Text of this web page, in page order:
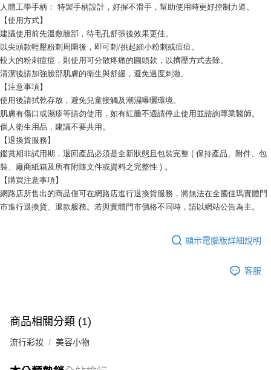
人體工學手柄： 特製手柄設計，好握不滑手，幫助使用時更好控制力道。
【使用方式】
建議使用前先溫敷臉部，待毛孔舒張後效果更佳。
以尖頭款輕壓粉刺周圍後，即可刺/挑起細小粉刺或痘痘。
較大的粉刺痘痘，則使用可分散疼痛的圓頭款，以擠壓方式去除。
清潔後請加強臉部肌膚的衛生與舒緩，避免過度刺激。
【注意事項】
使用後請拭乾存放，避免兒童接觸及潮濕曝曬環境。
肌膚有傷口或濕疹等請勿使用，如有紅腫不適請停止使用並諮詢專業醫師。
個人衛生用品，建議不要共用。
【退換貨服務】
鑑賞期非試用期，退回產品必須是全新狀態且包裝完整 ( 保持產品、附件、包
裝、廠商紙箱及所有附隨文件或資料之完整性 ) 。
【購買注意事項】
網路店所售出的商品僅可在網路店進行退換貨服務，將無法在全國佳瑪實體門
市進行退換貨、退款服務。若與實體門市價格不同時，請以網站公告為主。
顯示電腦版詳細說明
客服
商品相關分類 (1)
流行彩妝 美容小物